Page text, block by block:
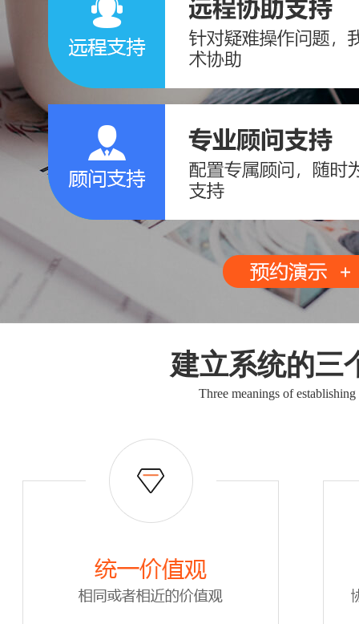
建立系统的三
Three meanings of establishing